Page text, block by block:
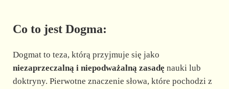
o
Co to jest Dogma:
Dogmat to teza, którą przyjmuje się jako
niezaprzeczalną i niepodważalną zasadę nauki lub
doktryny. Pierwotne znaczenie słowa, które pochodzi z